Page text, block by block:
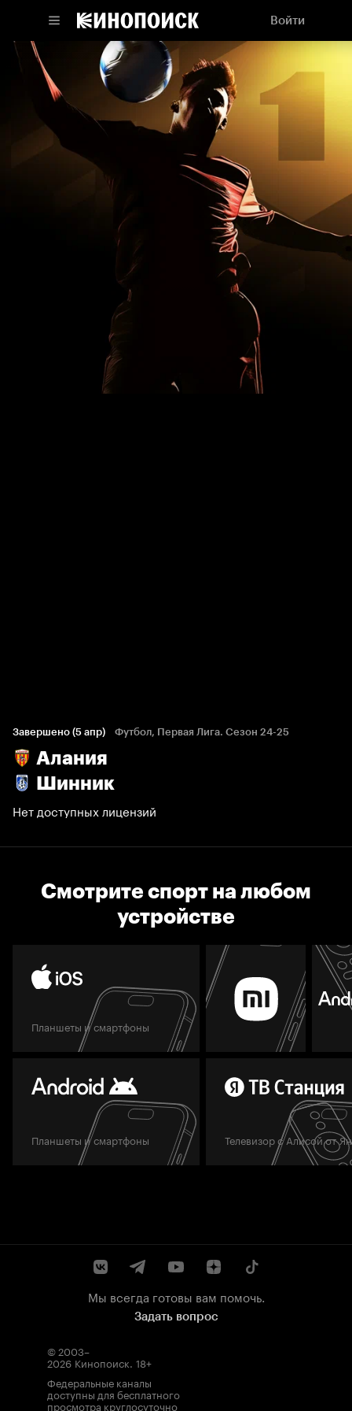
Войти
Завершено (5 апр) Футбол, Первая Лига. Сезон 24-25
Алания
Шинник
Нет доступных лицензий
Смотрите спорт на любом
устройстве
Планшеты и смартфоны
Планшеты и смартфоны Телевизор с Алисой от
Мы всегда готовы вам помочь.
Задать вопрос
© 2003–
2026 Кинопоиск. 18+
Федеральные каналы
доступны для бесплатного
просмотра круглосуточно